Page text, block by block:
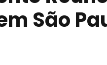
São